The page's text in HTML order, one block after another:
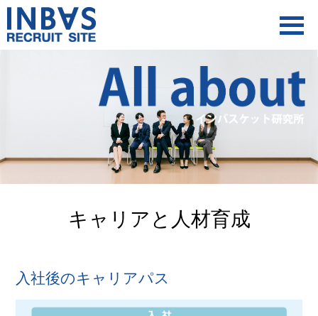
キャリアと人材育成
入社後のキャリアパス